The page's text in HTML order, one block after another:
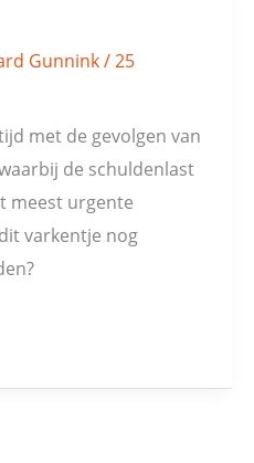
Gunnink/25
met de gevolgen van
de schuldenlast
meest urgente
varkentje nog